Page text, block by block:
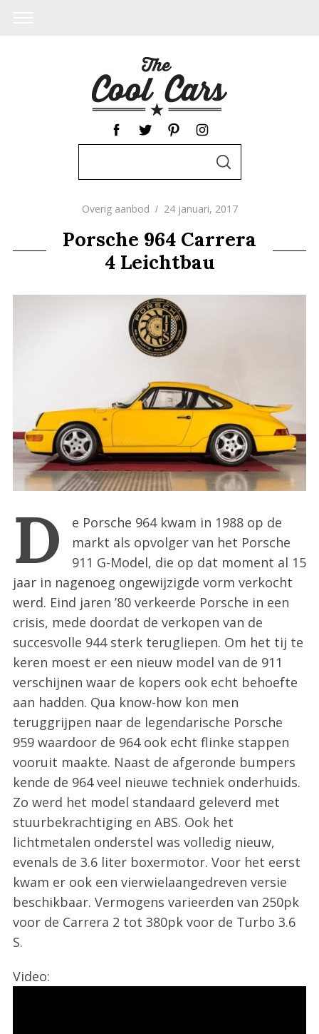
r
c
o
S
E
C
H
Overig aanbod 24 januari, 2017
Porsche 964 Carrera
4 Leichtbau
D
e Porsche 964 kwam in 1988 op de
markt als opvolger van het Porsche
911 G-Model, die op dat moment al 15
jaar in nagenoeg ongewijzigde vorm verkocht
werd. Eind jaren ’80 verkeerde Porsche in een
crisis, mede doordat de verkopen van de
succesvolle 944 sterk terugliepen. Om het tij te
keren moest er een nieuw model van de 911
verschijnen waar de kopers ook echt behoefte
aan hadden. Qua know-how kon men
teruggrijpen naar de legendarische Porsche
959 waardoor de 964 ook echt flinke stappen
vooruit maakte. Naast de afgeronde bumpers
kende de 964 veel nieuwe techniek onderhuids.
Zo werd het model standaard geleverd met
stuurbekrachtiging en ABS. Ook het
lichtmetalen onderstel was volledig nieuw,
evenals de 3.6 liter boxermotor. Voor het eerst
kwam er ook een vierwielaangedreven versie
beschikbaar. Vermogens varieerden van 250pk
voor de Carrera 2 tot 380pk voor de Turbo 3.6
S.
Video: